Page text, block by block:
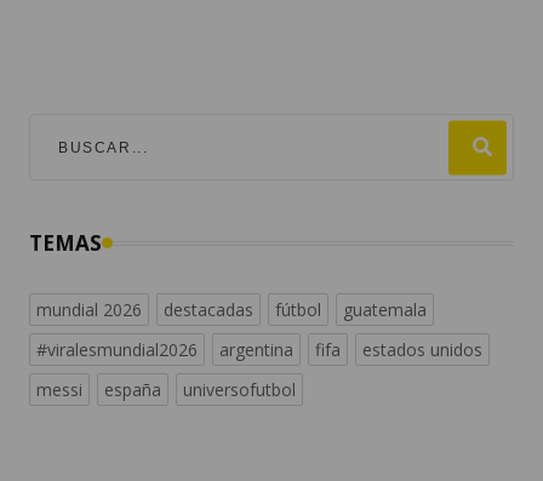
TEMAS
mundial 2026 destacadas fútbol
guatemala
#viralesmundial2026
argentina fifa
estados unidos
messi
españa universofutbol